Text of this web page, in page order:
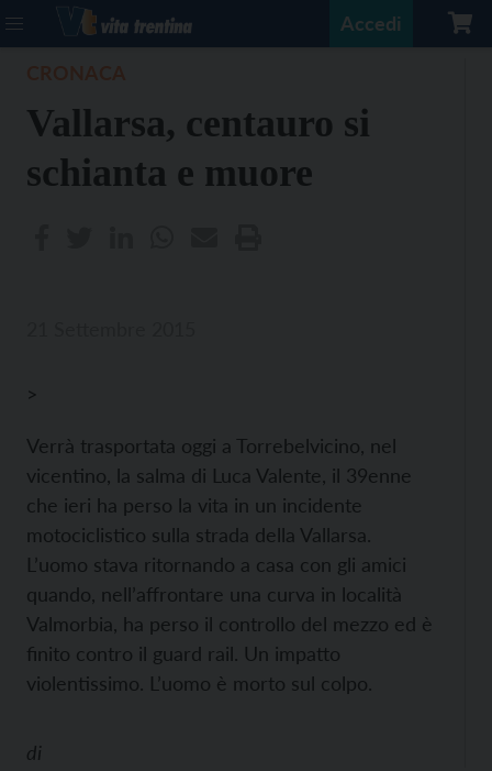
Accedi
Vallarsa, centauro si
schianta e muore
>
Verrà trasportata oggi a Torrebelvicino, nel
vicentino, la salma di Luca Valente, il 39enne
che ieri ha perso la vita in un incidente
motociclistico sulla strada della Vallarsa.
L’uomo stava ritornando a casa con gli amici
quando, nell’affrontare una curva in località
Valmorbia, ha perso il controllo del mezzo ed è
finito contro il guard rail. Un impatto
violentissimo. L’uomo è morto sul colpo.
di